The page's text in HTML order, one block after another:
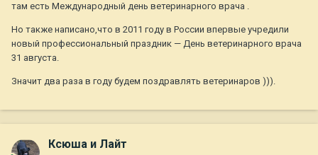
там есть Международный день ветеринарного врача .
Но также написано,что в 2011 году в России впервые учредили
новый профессиональный праздник — День ветеринарного врача
31 августа.
Значит два раза в году будем поздравлять ветеринаров ))).
Ксюша и Лайт